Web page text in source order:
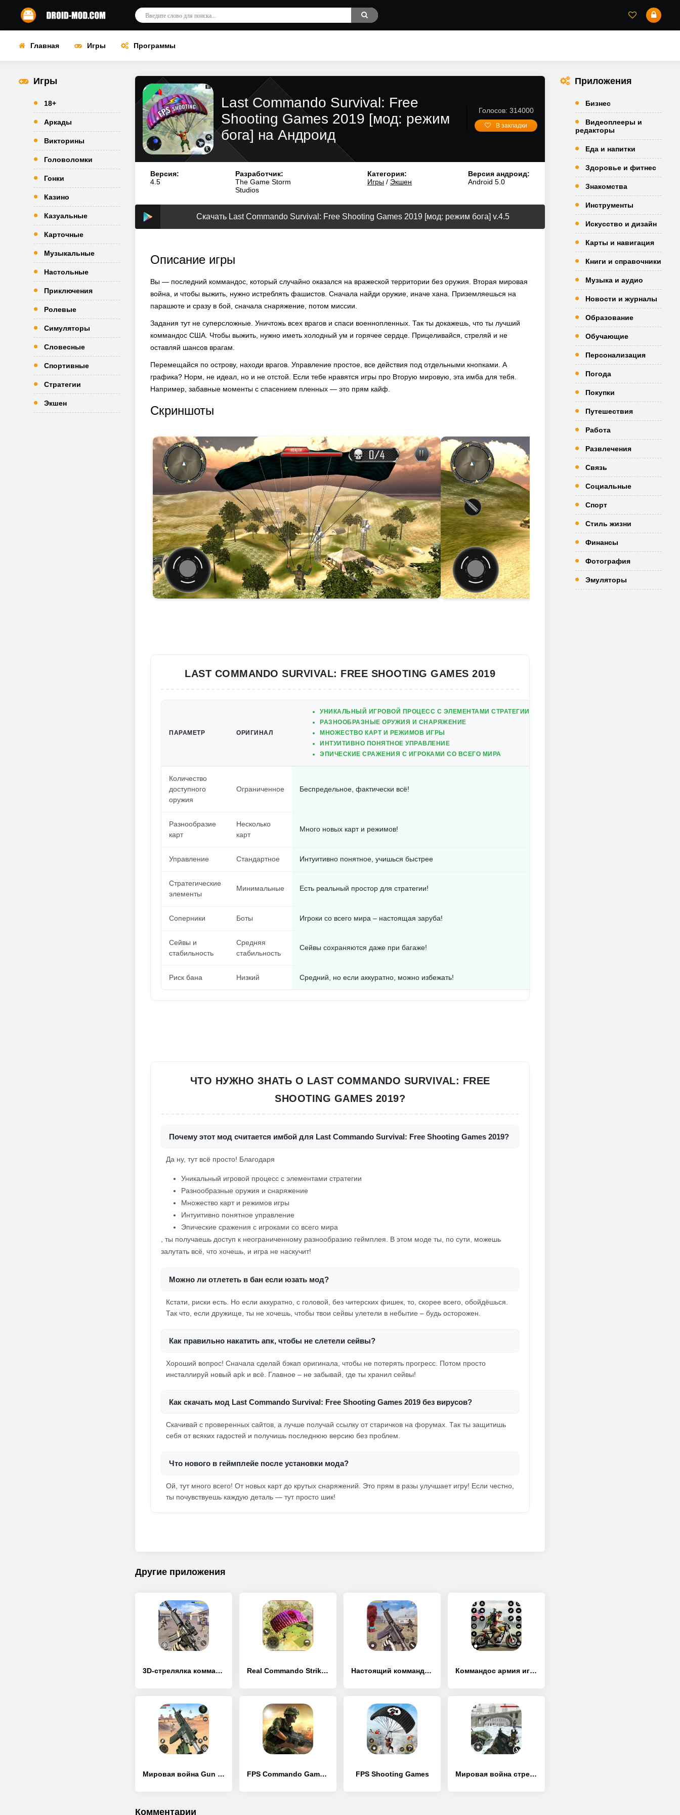
Главная Игры Программы
Игры
18+
Аркады
Викторины
Головоломки
Гонки
Казино
Казуальные
Карточные
Музыкальные
Настольные
Приключения
Ролевые
Симуляторы
Словесные
Спортивные
Стратегии
Экшен
Last Commando Survival: Free
Shooting Games 2019 [мод: режим
бога] на Андроид
Голосов: 314000
В закладки
Версия:
4.5
Разработчик:
The Game Storm
Studios
Категория:
Игры / Экшен
Версия андроид:
Android 5.0
Скачать Last Commando Survival: Free Shooting Games 2019 [мод: режим бога] v.4.5
Описание игры
Вы — последний коммандос, который случайно оказался на вражеской территории без оружия. Вторая мировая
война, и чтобы выжить, нужно истреблять фашистов. Сначала найди оружие, иначе хана. Приземляешься на
парашюте и сразу в бой, сначала снаряжение, потом миссии.
Задания тут не суперсложные. Уничтожь всех врагов и спаси военнопленных. Так ты докажешь, что ты лучший
коммандос США. Чтобы выжить, нужно иметь холодный ум и горячее сердце. Прицеливайся, стреляй и не
оставляй шансов врагам.
Перемещайся по острову, находи врагов. Управление простое, все действия под отдельными кнопками. А
графика? Норм, не идеал, но и не отстой. Если тебе нравятся игры про Вторую мировую, эта имба для тебя.
Например, забавные моменты с спасением пленных — это прям кайф.
Скриншоты
LAST COMMANDO SURVIVAL: FREE SHOOTING GAMES 2019
ПАРАМЕТР ОРИГИНАЛ
УНИКАЛЬНЫЙ ИГРОВОЙ ПРОЦЕСС С ЭЛЕМЕНТАМИ СТРАТЕГИИ
РАЗНООБРАЗНЫЕ ОРУЖИЯ И СНАРЯЖЕНИЕ
МНОЖЕСТВО КАРТ И РЕЖИМОВ ИГРЫ
ИНТУИТИВНО ПОНЯТНОЕ УПРАВЛЕНИЕ
ЭПИЧЕСКИЕ СРАЖЕНИЯ С ИГРОКАМИ СО ВСЕГО МИРА
Количество
доступного
оружия
Ограниченное Беспредельное, фактически всё!
Разнообразие
карт
Несколько
карт
Много новых карт и режимов!
Управление Стандартное Интуитивно понятное, учишься быстрее
Стратегические
элементы
Минимальные Есть реальный простор для стратегии!
Соперники Боты Игроки со всего мира – настоящая заруба!
Сейвы и
стабильность
Средняя
стабильность
Сейвы сохраняются даже при багаже!
Риск бана Низкий Средний, но если аккуратно, можно избежать!
ЧТО НУЖНО ЗНАТЬ О LAST COMMANDO SURVIVAL: FREE
SHOOTING GAMES 2019?
Почему этот мод считается имбой для Last Commando Survival: Free Shooting Games 2019?
Да ну, тут всё просто! Благодаря
Уникальный игровой процесс с элементами стратегии
Разнообразные оружия и снаряжение
Множество карт и режимов игры
Интуитивно понятное управление
Эпические сражения с игроками со всего мира
, ты получаешь доступ к неограниченному разнообразию геймплея. В этом моде ты, по сути, можешь
залутать всё, что хочешь, и игра не наскучит!
Можно ли отлететь в бан если юзать мод?
Кстати, риски есть. Но если аккуратно, с головой, без читерских фишек, то, скорее всего, обойдёшься.
Так что, если дружище, ты не хочешь, чтобы твои сейвы улетели в небытие – будь осторожен.
Как правильно накатить апк, чтобы не слетели сейвы?
Хороший вопрос! Сначала сделай бэкап оригинала, чтобы не потерять прогресс. Потом просто
инсталлируй новый apk и всё. Главное – не забывай, где ты хранил сейвы!
Как скачать мод Last Commando Survival: Free Shooting Games 2019 без вирусов?
Скачивай с проверенных сайтов, а лучше получай ссылку от старичков на форумах. Так ты защитишь
себя от всяких гадостей и получишь последнюю версию без проблем.
Что нового в геймплейе после установки мода?
Ой, тут много всего! От новых карт до крутых снаряжений. Это прям в разы улучшает игру! Если честно,
ты почувствуешь каждую деталь — тут просто шик!
Другие приложения
3D-стрелялка коммандос Real Commando Strike – FPS Shooting Game (NO ADS) Настоящий коммандос критическое действие игры Коммандос армия игра не в сети
Мировая война Gun Игры FPS Commando Game - BattleOps FPS Shooting Games Мировая война стрелялка
Комментарии
Приложения
Бизнес
Видеоплееры и
редакторы
Еда и напитки
Здоровье и фитнес
Знакомства
Инструменты
Искусство и дизайн
Карты и навигация
Книги и справочники
Музыка и аудио
Новости и журналы
Образование
Обучающие
Персонализация
Погода
Покупки
Путешествия
Работа
Развлечения
Связь
Социальные
Спорт
Стиль жизни
Финансы
Фотография
Эмуляторы